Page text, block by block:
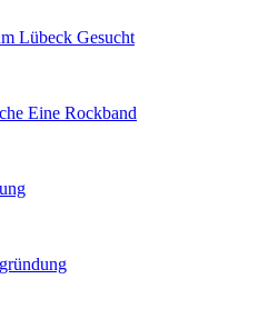
Lübeck Gesucht
Eine Rockband